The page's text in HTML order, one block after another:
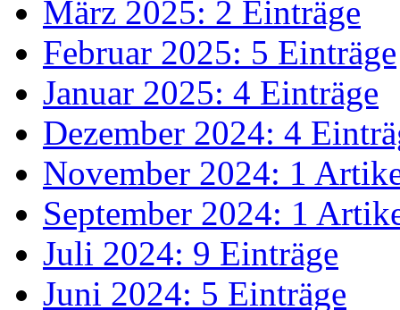
März 2025: 2 Einträge
Februar 2025: 5 Einträge
Januar 2025: 4 Einträge
Dezember 2024: 4
November 2024: 1
September 2024: 1
Juli 2024: 9 Einträge
Juni 2024: 5 Einträge